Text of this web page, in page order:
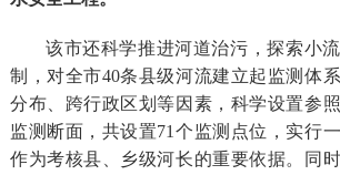
该市还科学推进河道治污，探索小
制，对全市40条县级河流建立起监测体
分布、跨行政区划等因素，科学设置参
监测断面，共设置71个监测点位，实行
作为考核县、乡级河长的重要依据。同